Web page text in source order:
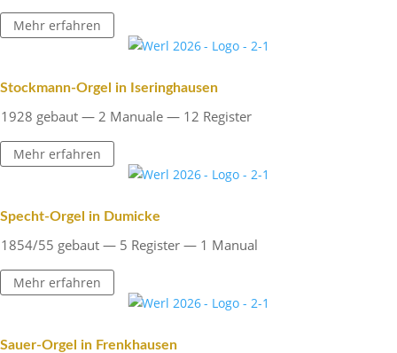
Mehr erfahren
Stock­mann-Orgel in Iseringhausen
1928 gebaut — 2 Manuale — 12 Register
Mehr erfahren
Specht-Orgel in Dumicke
1854/55 gebaut — 5 Register — 1 Manual
Mehr erfahren
Sauer-Orgel in Frenkhausen